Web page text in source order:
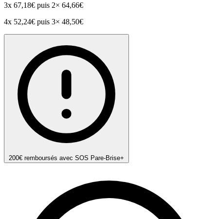
3x 67,18€ puis 2× 64,66€
4x 52,24€ puis 3× 48,50€
200€ remboursés avec SOS Pare-Brise+